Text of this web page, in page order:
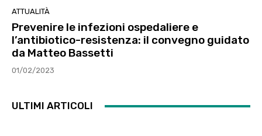
ATTUALITÀ
Prevenire le infezioni ospedaliere e
l’antibiotico-resistenza: il convegno guidato
da Matteo Bassetti
01/02/2023
ULTIMI ARTICOLI